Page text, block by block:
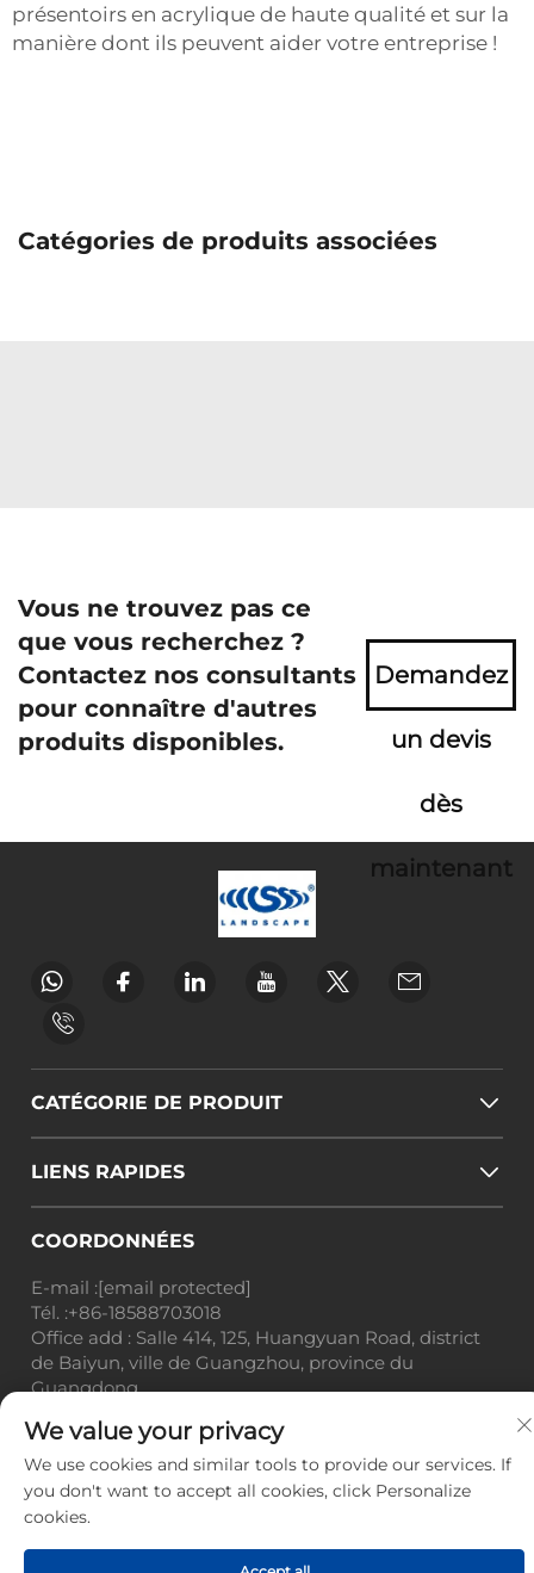
présentoirs en acrylique de haute qualité et sur la
manière dont ils peuvent aider votre entreprise !
Catégories de produits associées
Vous ne trouvez pas ce
que vous recherchez ?
Contactez nos consultants
pour connaître d'autres
produits disponibles.
Demandez
un devis
dès
maintenant
CATÉGORIE DE PRODUIT
LIENS RAPIDES
COORDONNÉES
E-mail :[email protected]
Tél. :+86-18588703018
Office add : Salle 414, 125, Huangyuan Road, district
de Baiyun, ville de Guangzhou, province du
Guangdong
Droits d'auteur © Guangzhou Landscape Technology
Co., Ltd. Tous droits réservés. -Politique de
confidentialité
Blog
We value your privacy
We use cookies and similar tools to provide our services. If
you don't want to accept all cookies, click Personalize
cookies.